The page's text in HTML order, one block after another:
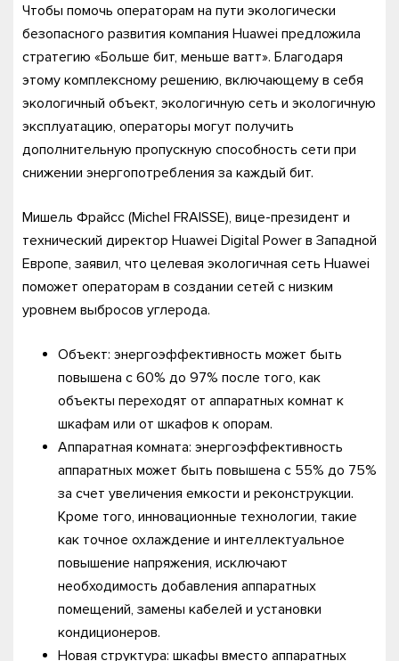
Чтобы помочь операторам на пути экологически
безопасного развития компания Huawei предложила
стратегию «Больше бит, меньше ватт». Благодаря
этому комплексному решению, включающему в себя
экологичный объект, экологичную сеть и экологичную
эксплуатацию, операторы могут получить
дополнительную пропускную способность сети при
снижении энергопотребления за каждый бит.
Мишель Фрайсс (Michel FRAISSE), вице-президент и
технический директор Huawei Digital Power в Западной
Европе, заявил, что целевая экологичная сеть Huawei
поможет операторам в создании сетей с низким
уровнем выбросов углерода.
Объект: энергоэффективность может быть
повышена с 60% до 97% после того, как
объекты переходят от аппаратных комнат к
шкафам или от шкафов к опорам.
Аппаратная комната: энергоэффективность
аппаратных может быть повышена с 55% до 75%
за счет увеличения емкости и реконструкции.
Кроме того, инновационные технологии, такие
как точное охлаждение и интеллектуальное
повышение напряжения, исключают
необходимость добавления аппаратных
помещений, замены кабелей и установки
кондиционеров.
Новая структура: шкафы вместо аппаратных